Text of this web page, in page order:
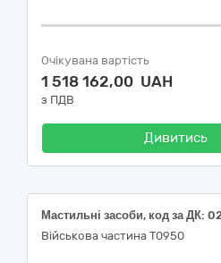
Очікувана вартість
1 518 162,00 UAH
з ПДВ
Дивитись
Військова частина Т0950